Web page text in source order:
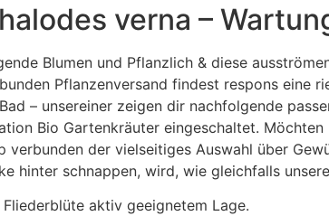
verna –
Blumen und Pflanzlich & diese
Pflanzenversand findest respons eine
– unsereiner zeigen dir nachfolgende
Bio Gartenkräuter eingeschaltet.
verbunden der vielseitiges Auswahl über
hinter schnappen, wird, wie gleichfalls
aktiv geeignetem Lage.